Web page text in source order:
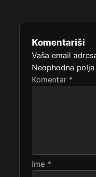
Komentariši
Vaša email
Neophodna
Komentar *
Ime *